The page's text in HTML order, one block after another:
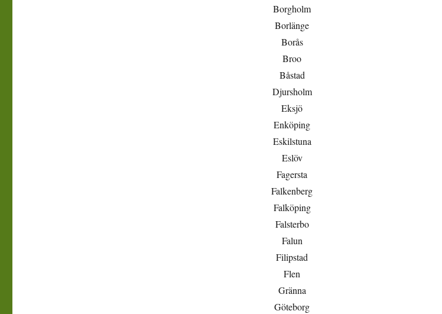
Borgholm
Borlänge
Borås
Broo
Båstad
Djursholm
Eksjö
Enköping
Eskilstuna
Eslöv
Fagersta
Falkenberg
Falköping
Falsterbo
Falun
Filipstad
Flen
Gränna
Göteborg